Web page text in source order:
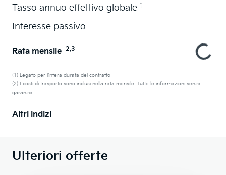
Tasso annuo effettivo globale 1
Interesse passivo
Rata mensile 2,3
(1) Legato per l’intera durata del contratto
(2) I costi di trasporto sono inclusi nella rata mensile. Tutte le informazioni senza
garanzia.
Altri indizi
Ulteriori offerte